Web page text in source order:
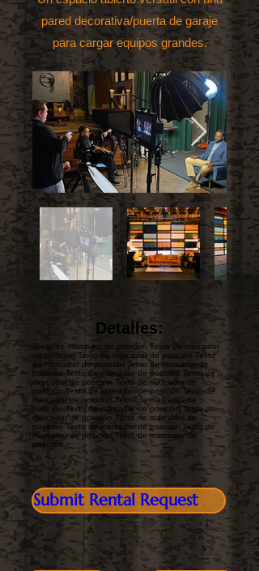
pared decorativa/puerta de garaje
para cargar equipos grandes.
Detalles:
Texto de marcador de posición Texto de marcador
de posición Texto de marcador de posición Texto
de marcador de posición Texto de marcador de
posición Texto de marcador de posición Texto de
marcador de posición Texto de marcador de
posición Texto de marcador de posición Texto de
marcador de posición Texto de marcador de
posición Texto de marcador de posición Texto de
marcador de posición Texto de marcador de
posición Texto de marcador de posición Texto de
marcador de posición Texto de marcador de
posición
Submit Rental Request